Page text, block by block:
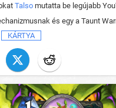
Talso mutatta be legújabb
és egy a Taunt
KÁRTYA